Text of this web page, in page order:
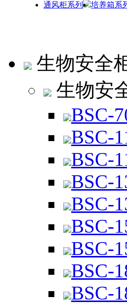
通风柜系列
培养箱系
生物安全
生物安
BSC-
BSC-
BSC-
BSC-
BSC-
BSC-
BSC-
BSC-
BSC-